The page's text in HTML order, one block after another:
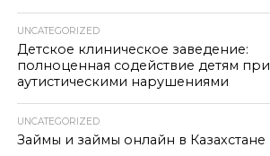
UNCATEGORIZED
Детское клиническое заведение:
полноценная содействие детям при
аутистическими нарушениями
UNCATEGORIZED
Займы и займы онлайн в Казахстане